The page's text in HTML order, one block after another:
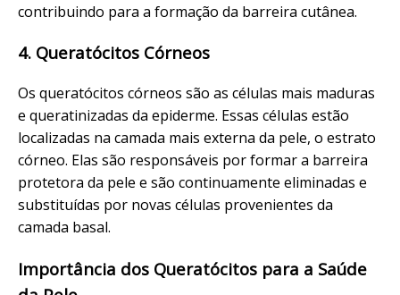
contribuindo para a formação da barreira cutânea.
4. Queratócitos Córneos
Os queratócitos córneos são as células mais maduras
e queratinizadas da epiderme. Essas células estão
localizadas na camada mais externa da pele, o estrato
córneo. Elas são responsáveis por formar a barreira
protetora da pele e são continuamente eliminadas e
substituídas por novas células provenientes da
camada basal.
Importância dos Queratócitos para a Saúde